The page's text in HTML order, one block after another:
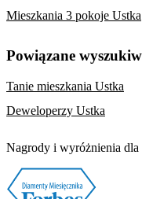
Mieszkania 3 pokoje Ustka
Powiązane
Tanie mieszkania Ustka
Deweloperzy Ustka
Nagrody i wyróżnienia